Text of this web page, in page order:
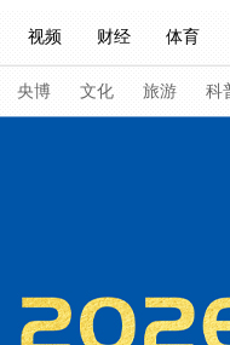
视频 财经 体育
央视快评 习式妙语
听音 微视频 主持人
央博 文化 旅游 科
天天学习 习式妙语